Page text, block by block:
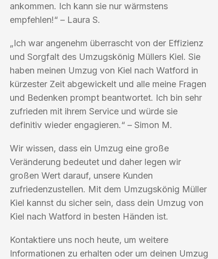
ankommen. Ich kann sie nur wärmstens
empfehlen!“ – Laura S.
„Ich war angenehm überrascht von der Effizienz
und Sorgfalt des Umzugskönig Müllers Kiel. Sie
haben meinen Umzug von Kiel nach Watford in
kürzester Zeit abgewickelt und alle meine Fragen
und Bedenken prompt beantwortet. Ich bin sehr
zufrieden mit ihrem Service und würde sie
definitiv wieder engagieren.“ – Simon M.
Wir wissen, dass ein Umzug eine große
Veränderung bedeutet und daher legen wir
großen Wert darauf, unsere Kunden
zufriedenzustellen. Mit dem Umzugskönig Müller
Kiel kannst du sicher sein, dass dein Umzug von
Kiel nach Watford in besten Händen ist.
Kontaktiere uns noch heute, um weitere
Informationen zu erhalten oder um deinen Umzug